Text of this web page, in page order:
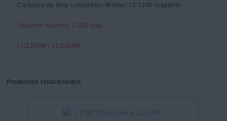
Cartucho de tinta compatible Brother LC1240 magenta
Volumen máximo: 1.200 pag.
LC1240M / LC1280M
Productos relacionados